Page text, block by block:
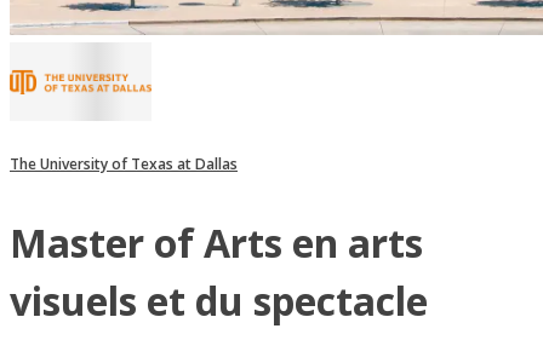
The University of Texas at Dallas
Master of Arts en arts
visuels et du spectacle